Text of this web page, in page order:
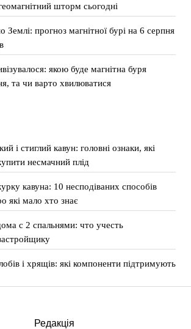
шторм сьогодні
Землі: прогноз магнітної бурі на 6 серпня
якою буде магнітна буря
та чи варто хвилюватися
і стиглий кавун: головні ознаки, які
несмачний плід
кавуна: 10 несподіваних способів
які мало хто знає
с 2 спальнями: что учесть
і хрящів: які компоненти підтримують
Редакція